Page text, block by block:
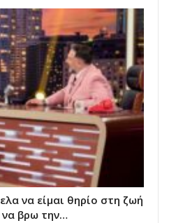
να είμαι θηρίο στη ζωή
βρω την…